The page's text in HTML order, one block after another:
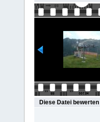
Diese Datei bewerten